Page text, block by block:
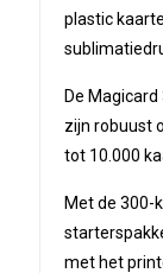
plastic
De
zijn robuust
tot 10.000
Met de 300-
met het